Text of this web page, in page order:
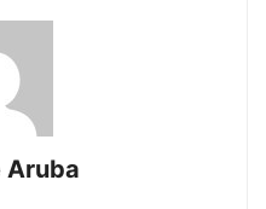
Aruba